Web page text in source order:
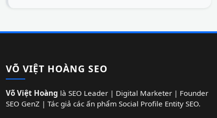
VÕ VIỆT HOÀNG SEO
Võ Việt Hoàng là SEO Leader | Digital Marketer | Founder
SEO GenZ | Tác giả các ấn phẩm Social Profile Entity SEO.